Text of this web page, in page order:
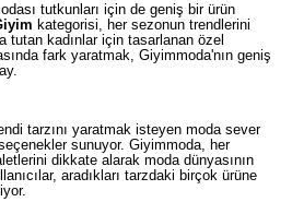
tutkunları için de geniş bir ürün
kategorisi, her sezonun trendlerini
tutan kadınlar için tasarlanan özel
fark yaratmak, Giyimmoda'nın geniş
tarzını yaratmak isteyen moda sever
sunuyor. Giyimmoda, her
dikkate alarak moda dünyasının
aradıkları tarzdaki birçok ürüne